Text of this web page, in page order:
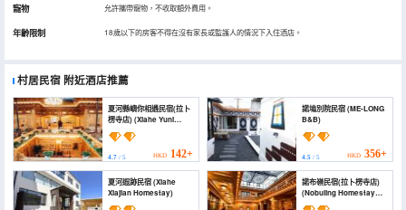
寵物 允許攜帶寵物，不收取額外費用。
年齡限制 18歲以下的房客不得在沒有家長或監護人的情況下入住酒店。
村居民宿 附近酒店推薦
夏河縣嶼你相遇民宿(拉卜
楞寺店) (Xiahe Yuni
Xiangyu Homestay
(Labuleng Temple))
4.7 / 5 HKD 142+
諾塢別院民宿 (ME-LONG
B&B)
4.5/ 5 HKD 356+
夏河遐跡民宿 (Xiahe
Xiajian Homestay)
諾布嶺民宿(拉卜楞寺店)
(Nobuling Homestay
(Labrang Monastery))